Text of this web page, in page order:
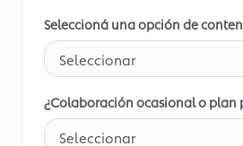
Seleccioná una opción de
¿Colaboración ocasional o plan